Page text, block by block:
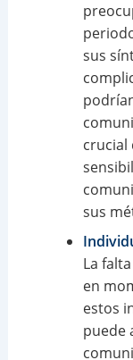
sus
crucial
sus
La
en
estos
puede